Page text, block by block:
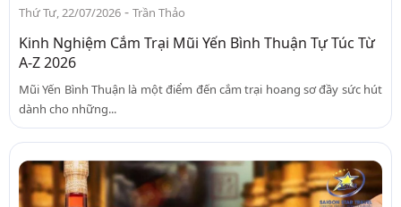
Thứ Tư, 22/07/2026 - Trần Thảo
Kinh Nghiệm Cắm Trại Mũi Yến Bình Thuận Tự Túc Từ
A-Z 2026
Mũi Yến Bình Thuận là một điểm đến cắm trại hoang sơ đầy sức hút
dành cho những...